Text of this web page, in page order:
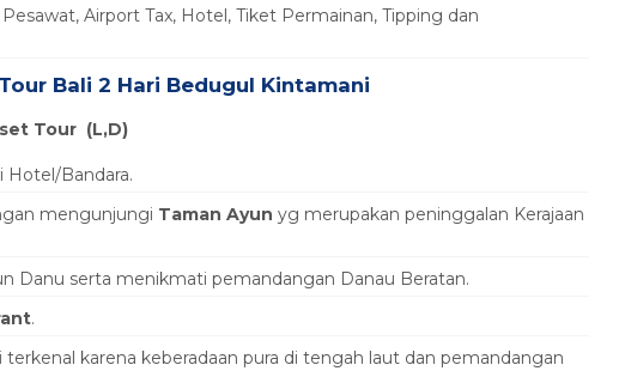
Pesawat, Airport Tax, Hotel, Tiket Permainan, Tipping dan
Bali 2 Hari Bedugul Kintamani
Tour (L,D)
Hotel/Bandara.
mengunjungi Taman Ayun yg merupakan peninggalan Kerajaan
Danu serta menikmati pemandangan Danau Beratan.
.
karena keberadaan pura di tengah laut dan pemandangan